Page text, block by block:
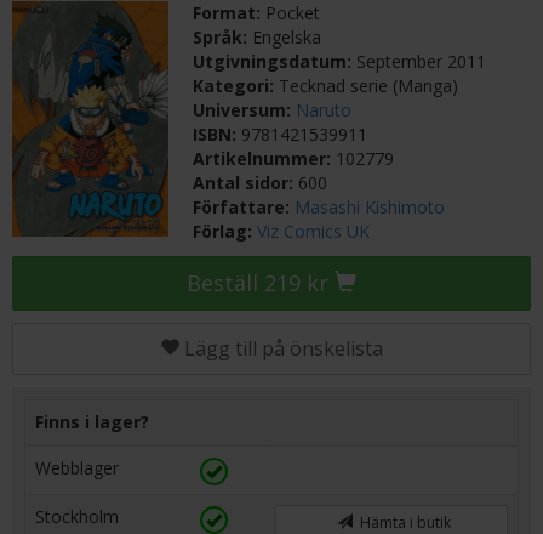
Format: Pocket
Språk: Engelska
Utgivningsdatum: September 2011
Kategori: Tecknad serie (Manga)
Universum: Naruto
ISBN: 9781421539911
Artikelnummer: 102779
Antal sidor: 600
Författare: Masashi Kishimoto
Förlag:Viz Comics UK
Beställ 219 kr
Lägg till på önskelista
Finns i lager?
Webblager
Stockholm Hämta i butik